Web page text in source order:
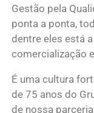
Gestão pela
ponta a ponta,
dentre eles está
comercialização
É uma cultura
de 75 anos do
de nossa